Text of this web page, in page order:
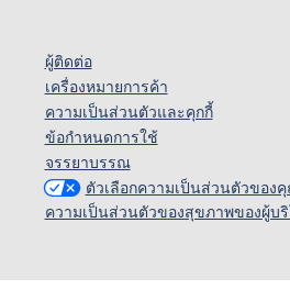
ผู้ติดต่อ
เครื่องหมายการค้า
ความเป็นส่วนตัวและคุกกี้
ข้อกำหนดการใช้
จรรยาบรรณ
ตัวเลือกความเป็นส่วนตัวของ
ความเป็นส่วนตัวของสุขภาพของผู้บ